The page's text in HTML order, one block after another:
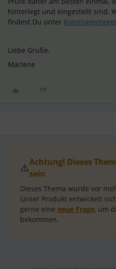
hinterlegt und eingestellt sind.
findest Du unter
Liebe Grüße,
Marlene
⚠️Achtung! Dieses
sein
Dieses Thema wurde vor
Unser Produkt entwickelt
gerne eine neue Frage, um
bekommen.